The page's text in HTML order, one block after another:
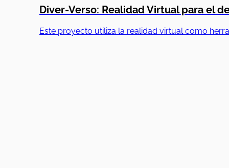
Diver-Verso: Realidad Virtual para el
Este proyecto utiliza la realidad virtual como